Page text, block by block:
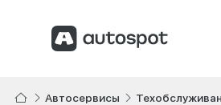
Автосервисы